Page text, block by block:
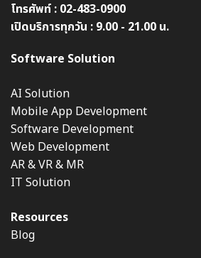
โทรศัพท์ : 02-483-0900
เปิดบริการทุกวัน : 9.00 - 21.00 น.
Software Solution
AI Solution
Mobile App Development
Software Development
Web Development
AR & VR & MR
IT Solution
Resources
Blog